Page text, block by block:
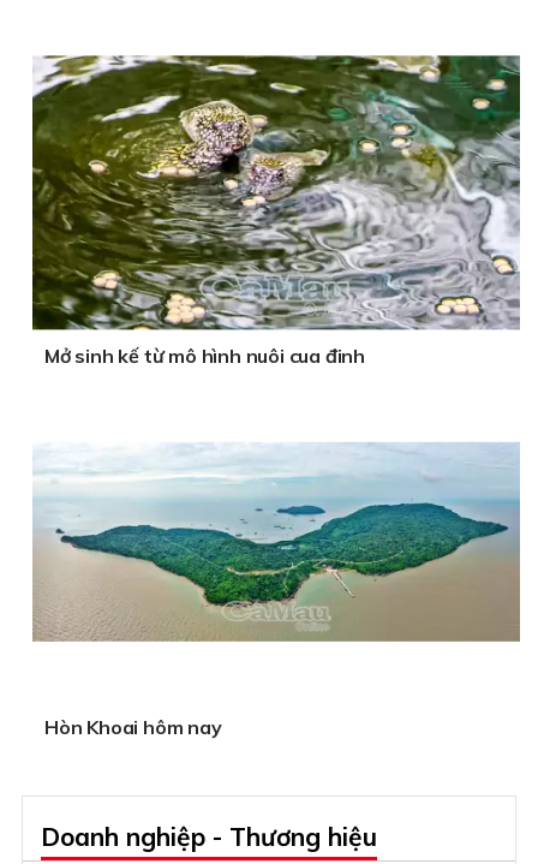
Mở sinh kế từ mô hình nuôi cua đinh
Hòn Khoai hôm nay
Doanh nghiệp - Thương hiệu